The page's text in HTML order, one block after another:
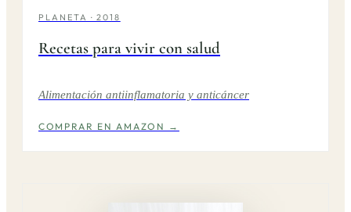
PLANETA · 2018
Recetas para vivir con salud
Alimentación antiinflamatoria y anticáncer
COMPRAR EN AMAZON →